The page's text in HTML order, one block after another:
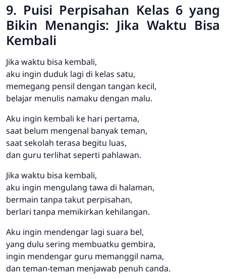
9. Puisi Perpisahan Kelas 6 yang
Bikin Menangis: Jika Waktu Bisa
Kembali
Jika waktu bisa kembali,
aku ingin duduk lagi di kelas satu,
memegang pensil dengan tangan kecil,
belajar menulis namaku dengan malu.
Aku ingin kembali ke hari pertama,
saat belum mengenal banyak teman,
saat sekolah terasa begitu luas,
dan guru terlihat seperti pahlawan.
Jika waktu bisa kembali,
aku ingin mengulang tawa di halaman,
bermain tanpa takut perpisahan,
berlari tanpa memikirkan kehilangan.
Aku ingin mendengar lagi suara bel,
yang dulu sering membuatku gembira,
ingin mendengar guru memanggil nama,
dan teman-teman menjawab penuh canda.